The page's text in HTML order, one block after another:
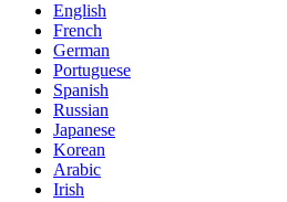
English
French
German
Portuguese
Spanish
Russian
Japanese
Korean
Arabic
Irish